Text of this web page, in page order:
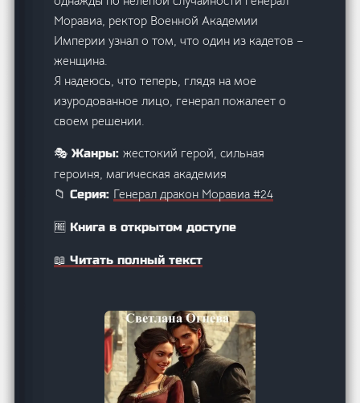
Моравиа, ректор Военной Академии
Империи узнал о том, что один из кадетов –
женщина.
Я надеюсь, что теперь, глядя на мое
изуродованное лицо, генерал пожалеет о
своем решении.
🎭 Жанры:жестокий герой, сильная
героиня, магическая академия
📁 Серия: Генерал дракон Моравиа #24
🆓 Книга в открытом доступе
📖 Читать полный текст